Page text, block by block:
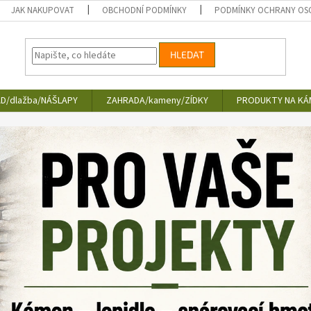
JAK NAKUPOVAT OBCHODNÍ PODMÍNKY PODMÍNKY OCHRANY
HLEDAT
dlažba/NÁŠLAPY ZAHRADA/kameny/ZÍDKY PRODUKTY NA